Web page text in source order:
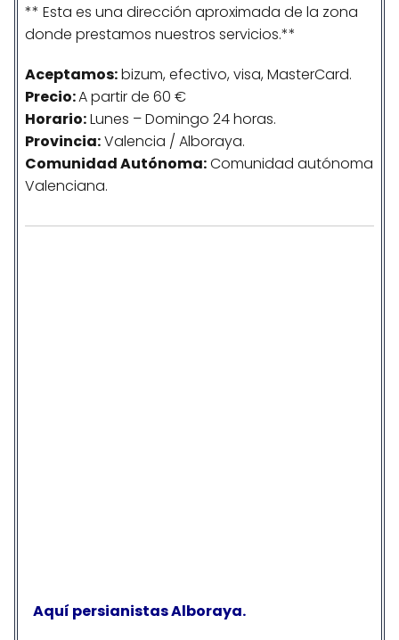
** Esta es una dirección aproximada de la zona
donde prestamos nuestros servicios.**
Aceptamos:bizum, efectivo, visa, MasterCard.
Precio:A partir de 60 €
Horario:Lunes – Domingo 24 horas.
Provincia:Valencia / Alboraya.
ComunidadAutónoma:Comunidad autónoma
Valenciana.
Aquí persianistas Alboraya.